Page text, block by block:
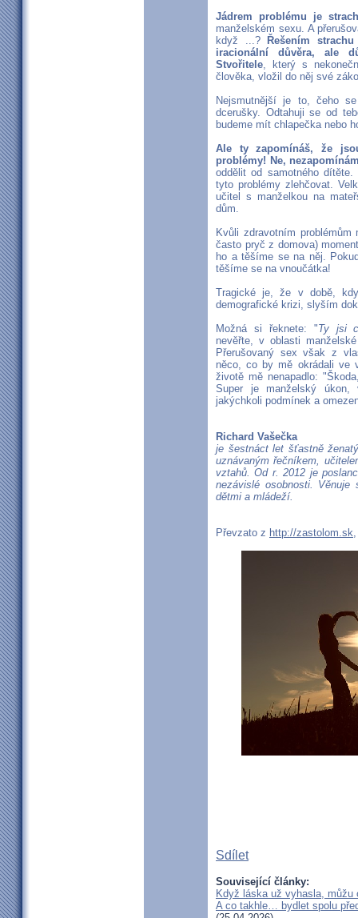
Jádrem problému je
manželském sexu. A
když ...?
Řešením
iracionální důvěra, ale
Stvořitele, který s
člověka, vložil do něj své
Nejsmutnější je to, čeho
dcerušky. Odtahuji se od
budeme mít chlapečka nebo
Ale ty zapomínáš, že
problémy! Ne,
oddělit od samotného
tyto problémy zlehčovat.
učitel s manželkou na
dům.
Kvůli zdravotním
často pryč z domova)
ho a těšíme se na něj.
těšíme se na vnoučátka!
Tragické je, že v době,
demografické krizi, slyším
Možná si řeknete: "Ty jsi
nevěřte, v oblasti
Přerušovaný sex však z
něco, co by mě okrádali ve
životě mě nenapadlo:
Super je manželský úkon,
jakýchkoli podmínek a
Richard Vašečka
je šestnáct let šťastně
uznávaným řečníkem,
vztahů. Od r. 2012 je
nezávislé osobnosti.
dětmi a mládeží.
Převzato z http://zastolom.sk
Sdílet
Související články:
Když láska už vyhasla, můžu
A co takhle… bydlet spolu